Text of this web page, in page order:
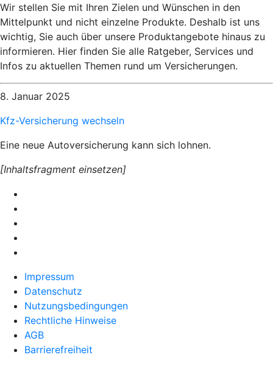
Wir stellen Sie mit Ihren Zielen und Wünschen in den
Mittelpunkt und nicht einzelne Produkte. Deshalb ist uns
wichtig, Sie auch über unsere Produktangebote hinaus zu
informieren. Hier finden Sie alle Ratgeber, Services und
Infos zu aktuellen Themen rund um Versicherungen.
8. Januar 2025
Kfz-Versicherung wechseln
Eine neue Autoversicherung kann sich lohnen.
[Inhaltsfragment einsetzen]
Impressum
Datenschutz
Nutzungsbedingungen
Rechtliche Hinweise
AGB
Barrierefreiheit